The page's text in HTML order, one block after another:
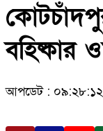
আপডেট : ০৯:২৮:১২